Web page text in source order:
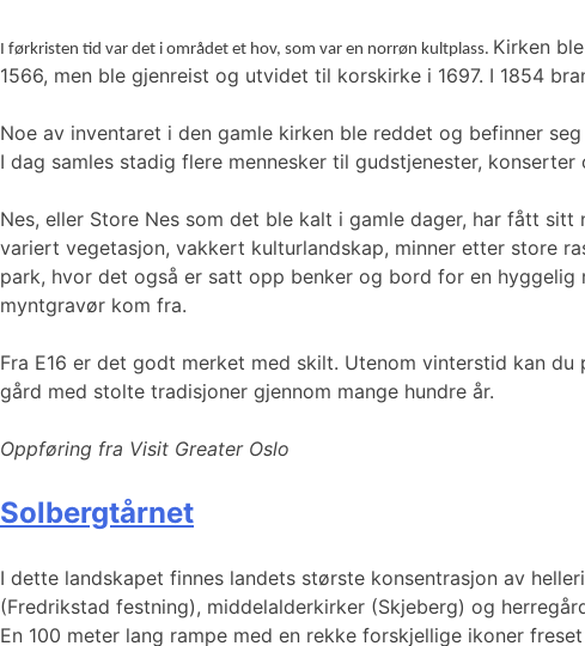
I førkristen tid var det i området et hov, som var en norrøn kultplass. Kirken
1566, men ble gjenreist og utvidet til korskirke i 1697. I 1854
Noe av inventaret i den gamle kirken ble reddet og befinner
I dag samles stadig flere mennesker til gudstjenester,
Nes, eller Store Nes som det ble kalt i gamle dager, har fått
variert vegetasjon, vakkert kulturlandskap, minner etter store
park, hvor det også er satt opp benker og bord for en
myntgravør kom fra.
Fra E16 er det godt merket med skilt. Utenom vinterstid kan
gård med stolte tradisjoner gjennom mange hundre år.
Oppføring fra Visit Greater Oslo
Solbergtårnet
I dette landskapet finnes landets største konsentrasjon av
(Fredrikstad festning), middelalderkirker (Skjeberg) og
En 100 meter lang rampe med en rekke forskjellige ikoner